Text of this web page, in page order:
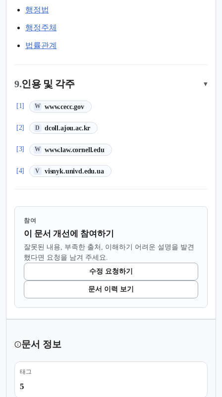
행정법
행정주체
법률관계
9.인용 및 각주 ▾
[1] W www.cecc.gov
(새 탭에서 열림)
[2] D dcoll.ajou.ac.kr
(새 탭에서 열림)
[3] W www.law.cornell.edu
(새 탭에서 열림)
[4] V visnyk.univd.edu.ua
(새 탭에서 열림)
참여
이 문서 개선에 참여하기
잘못된 내용, 부족한 출처, 이해하기 어려운 설명을 발견
했다면 요청을 남겨 주세요.
수정 요청하기
문서 이력 보기
문서 정보
태그
5